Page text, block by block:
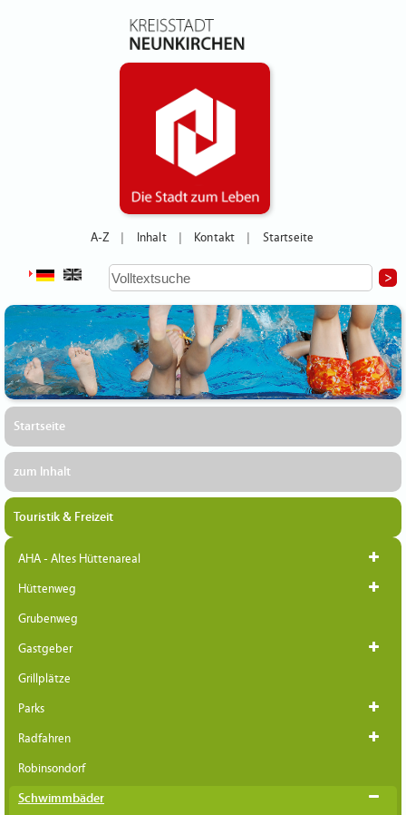
A-Z Inhalt Kontakt Startseite
Startseite
zum Inhalt
Touristik & Freizeit
AHA - Altes Hüttenareal
Hüttenweg
Grubenweg
Gastgeber
Grillplätze
Parks
Radfahren
Robinsondorf
Schwimmbäder